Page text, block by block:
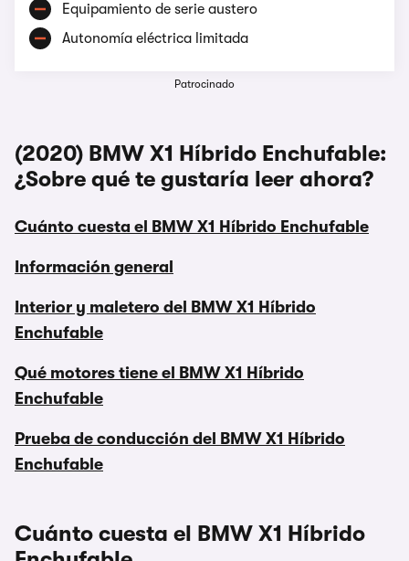
Equipamiento de serie austero
Autonomía eléctrica limitada
Patrocinado
(2020) BMW X1 Híbrido Enchufable:
¿Sobre qué te gustaría leer ahora?
Cuánto cuesta el BMW X1 Híbrido Enchufable
Información general
Interior y maletero del BMW X1 Híbrido
Enchufable
Qué motores tiene el BMW X1 Híbrido
Enchufable
Prueba de conducción del BMW X1 Híbrido
Enchufable
Cuánto cuesta el BMW X1 Híbrido